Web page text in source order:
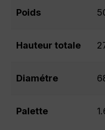
Poids
Hauteur totale
Diamétre
Palette